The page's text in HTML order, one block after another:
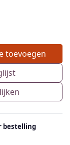
toevoegen
bestelling